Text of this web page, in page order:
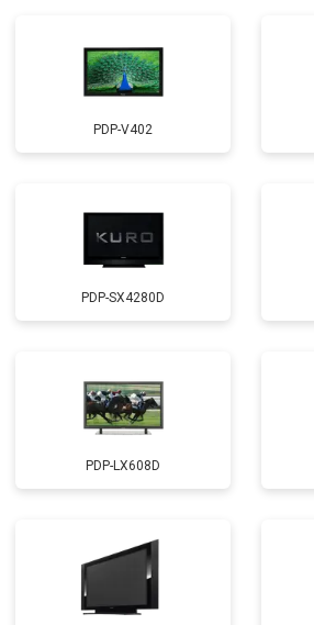
PDP-V402
PDP-SX4280D
PDP-LX608D